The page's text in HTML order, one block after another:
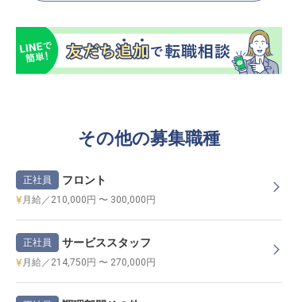
その他の募集職種
正社員 フロント
月給／210,000円 〜 300,000円
正社員 サービススタッフ
月給／214,750円 〜 270,000円